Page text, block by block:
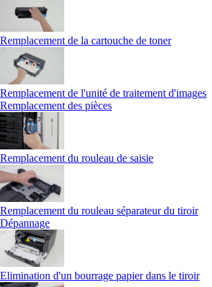
Remplacement de la cartouche de toner
Remplacement de l'unité de traitement d'images
Remplacement des pièces
Remplacement du rouleau de saisie
Remplacement du rouleau séparateur du tiroir
Dépannage
Elimination d'un bourrage papier dans le tiroir